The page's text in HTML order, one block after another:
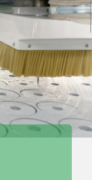
的
品
案